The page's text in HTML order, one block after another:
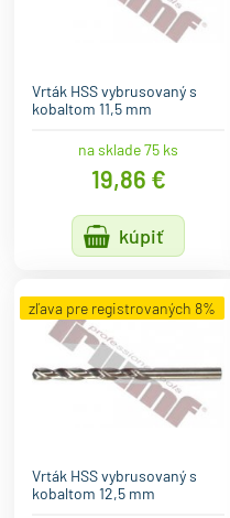
Vrták HSS vybrusovaný s
kobaltom 11,5 mm
na sklade 75 ks
19,86 €
kúpiť
zľava pre registrovaných 8%
Vrták HSS vybrusovaný s
kobaltom 12,5 mm